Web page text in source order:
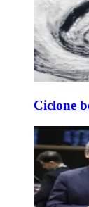
Ciclone